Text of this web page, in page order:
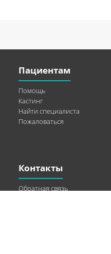
Пациентам
Помощь
Кастинг
Найти специалиста
Пожаловаться
Контакты
Обратная связь